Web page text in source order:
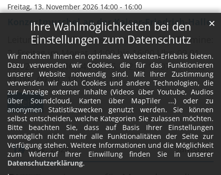
Ihre Wahlmöglichkeiten bei den
Einstellungen zum Datenschutz
Wir möchten Ihnen ein optimales Webseiten-Erlebnis bieten.
Dazu verwenden wir Cookies, die für das Funktionieren
unserer Website notwendig sind. Mit Ihrer Zustimmung
verwenden wir auch Cookies und andere Technologien, die
zur Anzeige externer Inhalte (Videos über Youtube, Audios
über Soundcloud, Karten über MapTiler ...) oder zu
anonymen Statistikzwecken genutzt werden. Sie können
selbst entscheiden, welche Kategorien Sie zulassen möchten.
Bitte beachten Sie, dass auf Basis Ihrer Einstellungen
womöglich nicht mehr alle Funktionalitäten der Seite zur
Verfügung stehen. Weitere Informationen und die Möglichkeit
zum Widerruf Ihrer Einwillung finden Sie in unserer
Datenschutzerklärung.
✕
Freitag, 13. November 2026 14:00 - 16:00
Konzertmuschel an der Kaiser-Friedrich-Halle
Leitung: Nicole Berchter, Irmtrud Buffen Termine:
2. Freitag im Monat, 14:00 bis 16:00 Uhr: 09.01.,
13.02., 13.03.,10.04., 08.05., 12.6., 10.07., 14.08.,
11.09., 09.10., 13.11., 11.12. ...
Mehr
Samstag
14 Nov. 2026
Datum: 14. November 2026